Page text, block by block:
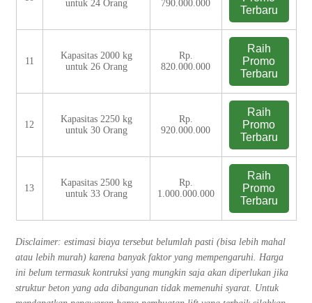
untuk 24 Orang
790.000.000
Terbaru
11
Kapasitas 2000 kg
untuk 26 Orang
Rp.
820.000.000
Raih
Promo
Terbaru
12
Kapasitas 2250 kg
untuk 30 Orang
Rp.
920.000.000
Raih
Promo
Terbaru
13
Kapasitas 2500 kg
untuk 33 Orang
Rp.
1.000.000.000
Raih
Promo
Terbaru
Disclaimer: estimasi biaya tersebut belumlah pasti (bisa lebih mahal
atau lebih murah) karena banyak faktor yang mempengaruhi. Harga
ini belum termasuk kontruksi yang mungkin saja akan diperlukan jika
struktur beton yang ada dibangunan tidak memenuhi syarat. Untuk